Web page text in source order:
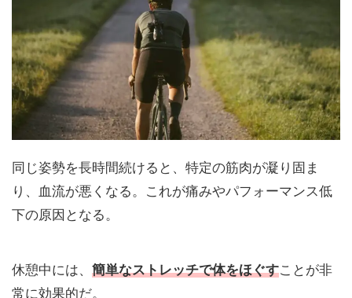
同じ姿勢を長時間続けると、特定の筋肉が凝り固ま
り、血流が悪くなる。これが痛みやパフォーマンス低
下の原因となる。
休憩中には、 簡単なストレッチで体をほぐすことが非
常に効果的だ。